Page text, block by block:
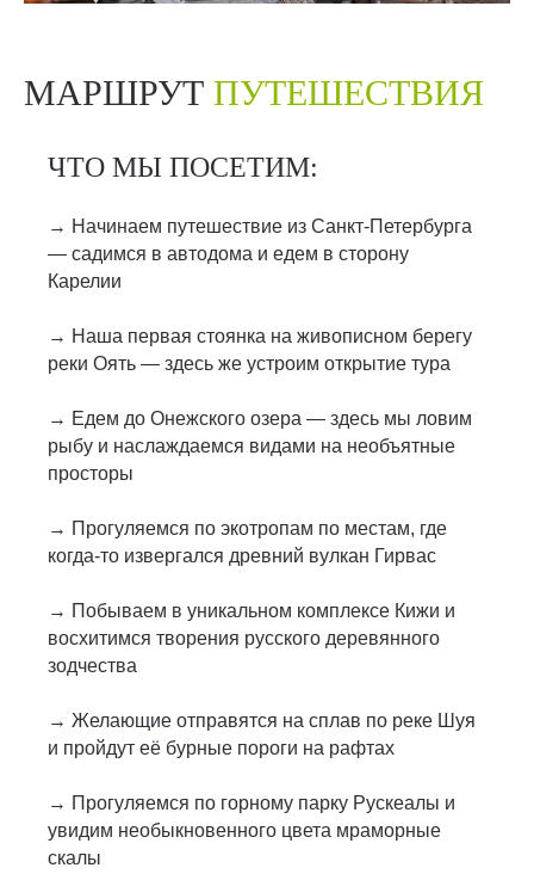
МАРШРУТ ПУТЕШЕСТВИЯ
ЧТО МЫ ПОСЕТИМ:
→ Начинаем путешествие из Санкт-Петербурга
— садимся в автодома и едем в сторону
Карелии
→ Наша первая стоянка на живописном берегу
реки Оять — здесь же устроим открытие тура
→ Едем до Онежского озера — здесь мы ловим
рыбу и наслаждаемся видами на необъятные
просторы
→ Прогуляемся по экотропам по местам, где
когда-то извергался древний вулкан Гирвас
→ Побываем в уникальном комплексе Кижи и
восхитимся творения русского деревянного
зодчества
→ Желающие отправятся на сплав по реке Шуя
и пройдут её бурные пороги на рафтах
→ Прогуляемся по горному парку Рускеалы и
увидим необыкновенного цвета мраморные
скалы